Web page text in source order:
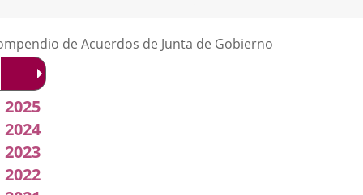
de Acuerdos de Junta de Gobierno
2026
2025
2024
2023
2022